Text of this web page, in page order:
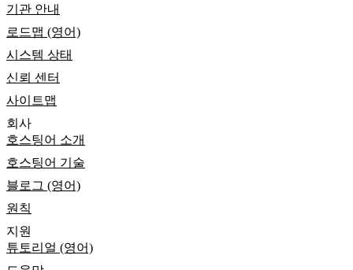
기관 안내
로드맵 (영어)
시스템 상태
신뢰 센터
사이트맵
회사
호스팅어 소개
호스팅어 기술
블로그 (영어)
원칙
지원
튜토리얼 (영어)